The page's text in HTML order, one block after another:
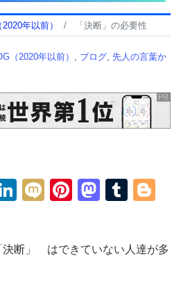
年以前） 「決断」の必要性
（2020年以前） , ブログ, 先人の言葉か
LinkedIn
MixiPinterest
断」 はできていない人達が多